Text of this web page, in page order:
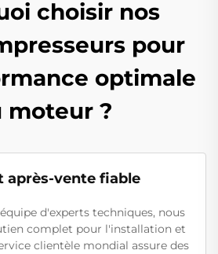
choisir nos
pour
optimale
moteur ?
après-vente fiable
d'experts techniques, nous
complet pour l'installation et
clientèle mondial assure des